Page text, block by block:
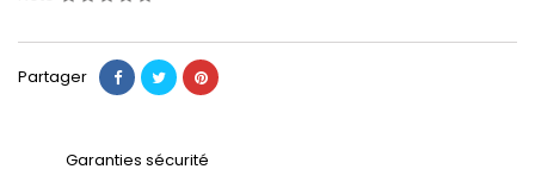
Partager
Garanties sécurité